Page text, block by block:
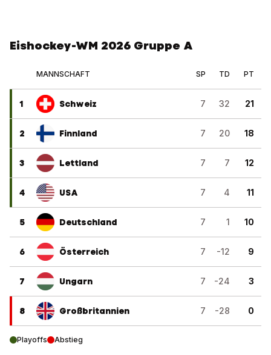
Eishockey-WM 2026 Gruppe A
MANNSCHAFT SP TD PT
1 Schweiz 7 32 21
2 Finnland 7 20 18
3 Lettland 7 7 12
4 USA 7 4 11
5 Deutschland 7 1 10
6 Österreich 7 -12 9
7 Ungarn 7 -24 3
8 Großbritannien 7 -28 0
Playoffs Abstieg